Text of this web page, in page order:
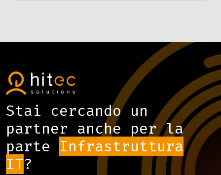
Stai cercando un
partner anche per la
parte Infrastruttura
IT?